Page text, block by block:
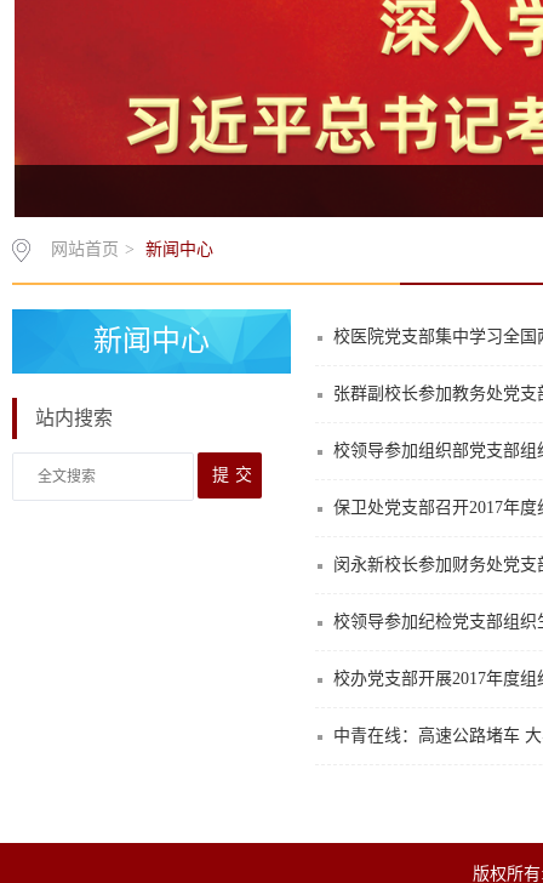
网站首页 > 新闻中心
新闻中心
站内搜索
校医院党支部集中学习全国
张群副校长参加教务处党支
校领导参加组织部党支部组
保卫处党支部召开2017年度
闵永新校长参加财务处党支
校领导参加纪检党支部组织
校办党支部开展2017年度
中青在线：高速公路堵车
版权所